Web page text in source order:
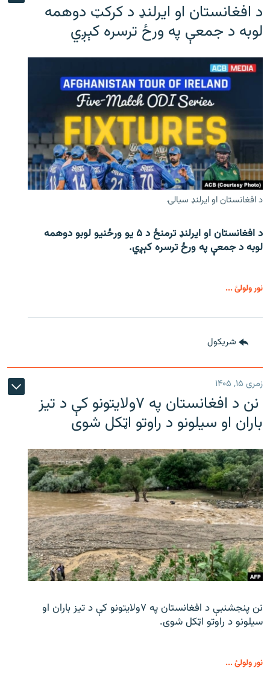
د افغانستان او ایرلنډ د کرکټ دوهمه
لوبه د جمعې په ورځ ترسره کېږي
د افغانستان او ایرلنډ سیالۍ
د افغانستان او ایرلنډ ترمنځ د ۵ یو ورځنیو لوبو دوهمه
لوبه د جمعې په ورځ ترسره کېږي.
نور ولولئ ...
شريکول
زمری ۱۵, ۱۴۰۵
نن د افغانستان په ۷ولایتونو کې د تیز
باران او سیلونو د راوتو اټکل شوی
نن پنجشنبې د افغانستان په ۷ولایتونو کې د تیز باران او
سیلونو د راوتو اټکل شوی.
نور ولولئ ...